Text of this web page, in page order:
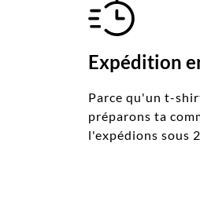
Expédition
Parce qu'un t-
préparons ta
l'expédions sous